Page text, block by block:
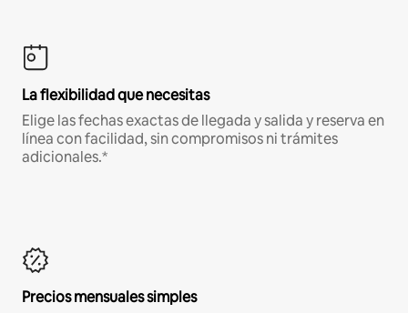
La flexibilidad que necesitas
Elige las fechas exactas de llegada y salida y reserva en
línea con facilidad, sin compromisos ni trámites
adicionales.*
Precios mensuales simples